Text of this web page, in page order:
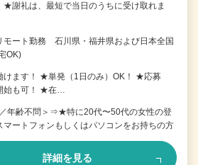
謝礼は、最短で当日のうちに受け取れま
ート勤務 石川県・福井県および日本全国
OK)
けます！ ★単発（1日のみ）OK！ ★応募
始も可！ ★在…
年齢不問＞⇒★特に20代〜50代の女性の登
トフォンもしくはパソコンをお持ちの方
詳細を見る